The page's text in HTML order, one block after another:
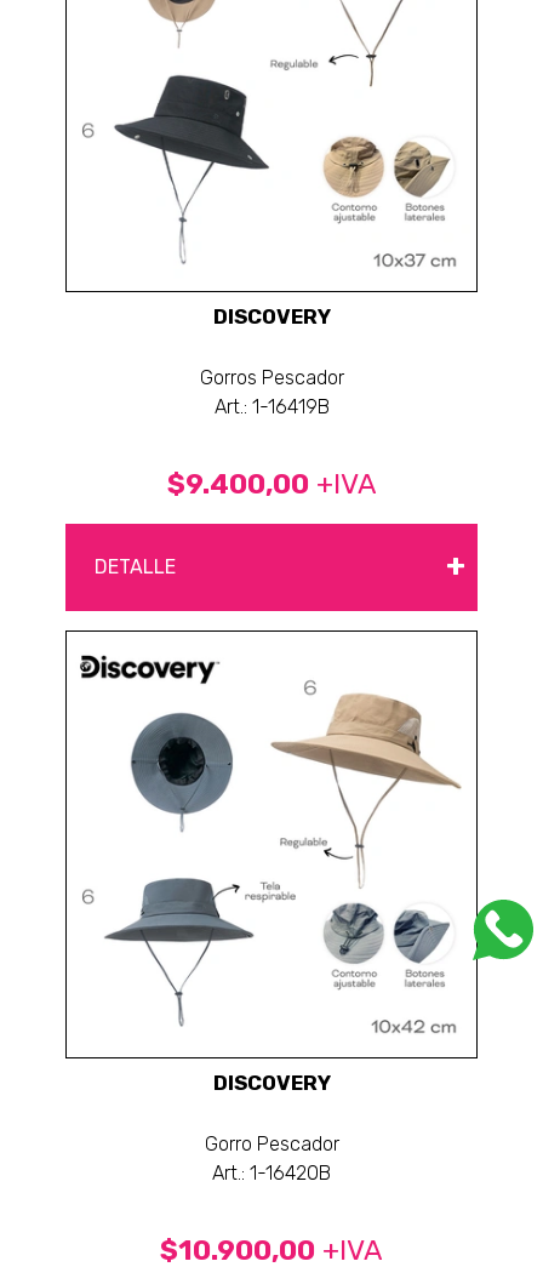
DISCOVERY
Gorros Pescador
Art.: 1-16419B
$9.400,00 +IVA
DETALLE +
DISCOVERY
Gorro Pescador
Art.: 1-16420B
$10.900,00 +IVA